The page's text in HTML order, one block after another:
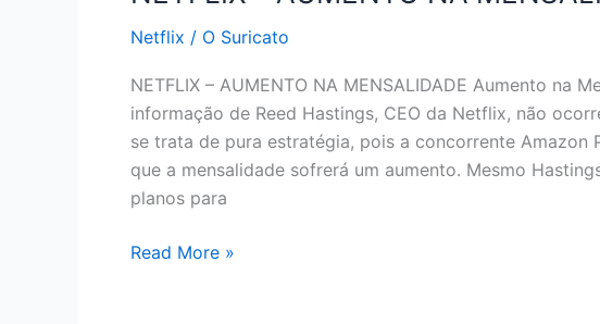
Netflix / O Suricato
NETFLIX – AUMENTO NA MENSALIDADE Aumento na
informação de Reed Hastings, CEO da Netflix, não
se trata de pura estratégia, pois a concorrente Amazon
que a mensalidade sofrerá um aumento. Mesmo
planos para
NETFLIX
Read More »